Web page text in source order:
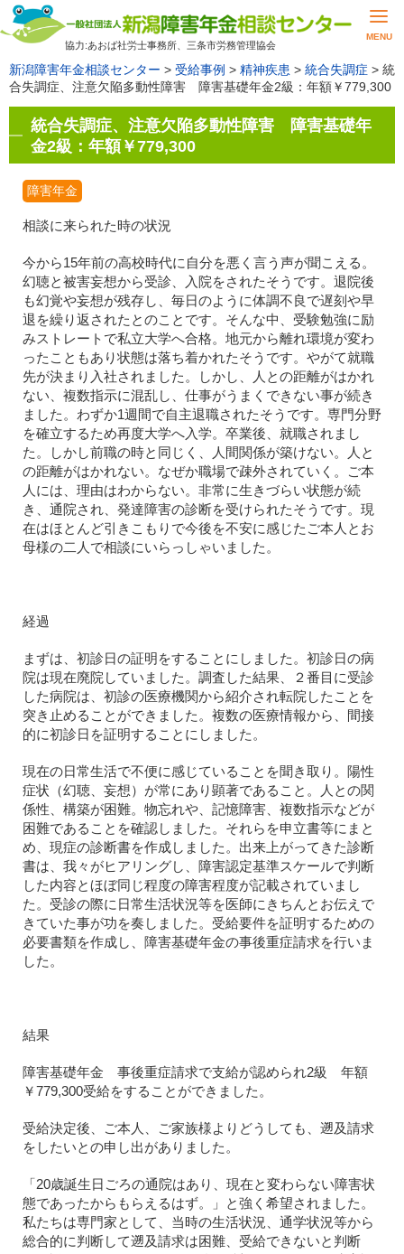
協力:あおば社労士事務所、三条市労務管理協会
MENU
新潟障害年金相談センター > 受給事例 > 精神疾患 > 統合失調症 > 統
合失調症、注意欠陥多動性障害 障害基礎年金2級：年額￥779,300
統合失調症、注意欠陥多動性障害 障害基礎年
金2級：年額￥779,300
障害年金
相談に来られた時の状況
今から15年前の高校時代に自分を悪く言う声が聞こえる。
幻聴と被害妄想から受診、入院をされたそうです。退院後
も幻覚や妄想が残存し、毎日のように体調不良で遅刻や早
退を繰り返されたとのことです。そんな中、受験勉強に励
みストレートで私立大学へ合格。地元から離れ環境が変わ
ったこともあり状態は落ち着かれたそうです。やがて就職
先が決まり入社されました。しかし、人との距離がはかれ
ない、複数指示に混乱し、仕事がうまくできない事が続き
ました。わずか1週間で自主退職されたそうです。専門分野
を確立するため再度大学へ入学。卒業後、就職されまし
た。しかし前職の時と同じく、人間関係が築けない。人と
の距離がはかれない。なぜか職場で疎外されていく。ご本
人には、理由はわからない。非常に生きづらい状態が続
き、通院され、発達障害の診断を受けられたそうです。現
在はほとんど引きこもりで今後を不安に感じたご本人とお
母様の二人で相談にいらっしゃいました。
経過
まずは、初診日の証明をすることにしました。初診日の病
院は現在廃院していました。調査した結果、２番目に受診
した病院は、初診の医療機関から紹介され転院したことを
突き止めることができました。複数の医療情報から、間接
的に初診日を証明することにしました。
現在の日常生活で不便に感じていることを聞き取り。陽性
症状（幻聴、妄想）が常にあり顕著であること。人との関
係性、構築が困難。物忘れや、記憶障害、複数指示などが
困難であることを確認しました。それらを申立書等にまと
め、現症の診断書を作成しました。出来上がってきた診断
書は、我々がヒアリングし、障害認定基準スケールで判断
した内容とほぼ同じ程度の障害程度が記載されていまし
た。受診の際に日常生活状況等を医師にきちんとお伝えで
きていた事が功を奏しました。受給要件を証明するための
必要書類を作成し、障害基礎年金の事後重症請求を行いま
した。
結果
障害基礎年金 事後重症請求で支給が認められ2級 年額
￥779,300受給をすることができました。
受給決定後、ご本人、ご家族様よりどうしても、遡及請求
をしたいとの申し出がありました。
「20歳誕生日ごろの通院はあり、現在と変わらない障害状
態であったからもらえるはず。」と強く希望されました。
私たちは専門家として、当時の生活状況、通学状況等から
総合的に判断して遡及請求は困難、受給できないと判断